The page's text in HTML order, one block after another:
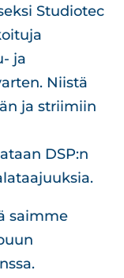
Studiotec
ja
Niistä
ja striimiin
DSP:n
saimme